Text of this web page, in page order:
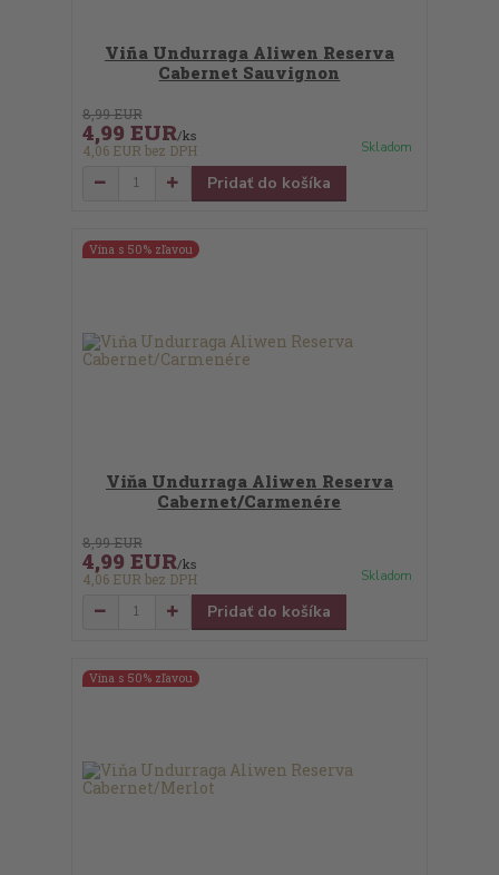
Viña Undurraga Aliwen Reserva
Cabernet Sauvignon
8,99 EUR
4,99 EUR/ks
4,06 EUR bez DPH Skladom
Pridať do košíka
Vína s 50% zľavou
Viňa Undurraga Aliwen Reserva
Cabernet/Carmenére
8,99 EUR
4,99 EUR/ks
4,06 EUR bez DPH Skladom
Pridať do košíka
Vína s 50% zľavou